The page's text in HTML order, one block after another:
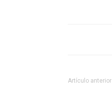
Artículo anterior